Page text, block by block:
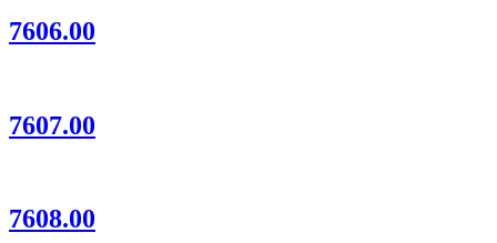
7606.00
7607.00
7608.00